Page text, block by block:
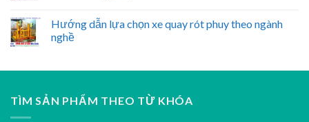
Hướng dẫn lựa chọn xe quay rót phuy theo ngành
nghề
TÌM SẢN PHẨM THEO TỪ KHÓA